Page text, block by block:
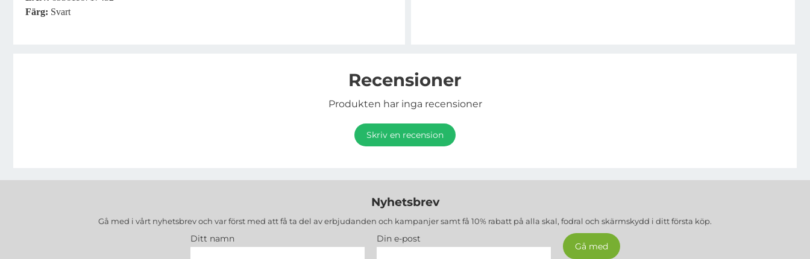
Färg: Svart
Recensioner
Produkten har inga recensioner
Skriv en recension
Nyhetsbrev
Gå med i vårt nyhetsbrev och var först med att få ta del av erbjudanden och kampanjer samt få 10% rabatt på alla skal, fodral och skärmskydd i ditt första köp.
Ditt namn Din e-post